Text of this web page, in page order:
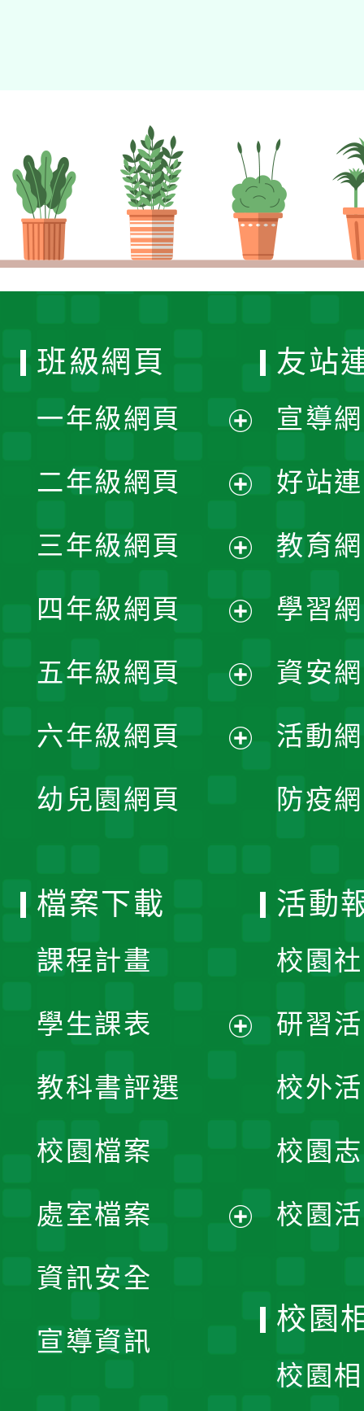
班級網頁
一年級網頁
開
選
單
二年級網頁
開
選
單
三年級網頁
開
選
單
四年級網頁
開
選
五年級網頁
開
六年級網頁
幼兒園網頁
友站
宣導
好站
教育
學習
資安
活動
防疫
檔案下載
課程計畫
學生課表
單
教科書評選
校園檔案
處室檔案
資訊安全
宣導資訊
活動
校園
研習
校外
校園
校園
校園
校園